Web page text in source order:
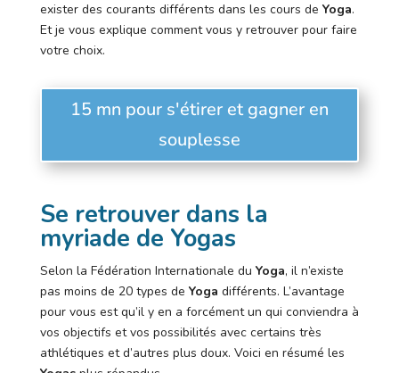
exister des courants différents dans les cours de Yoga.
Et je vous explique comment vous y retrouver pour faire
votre choix.
15 mn pour s'étirer et gagner en
souplesse
Se retrouver dans la
myriade de Yogas
Selon la Fédération Internationale du Yoga, il n’existe
pas moins de 20 types de Yoga différents. L’avantage
pour vous est qu’il y en a forcément un qui conviendra à
vos objectifs et vos possibilités avec certains très
athlétiques et d’autres plus doux. Voici en résumé les